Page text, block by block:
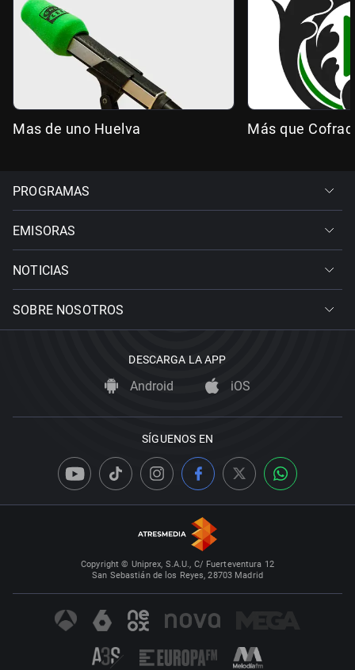
Mas de uno Huelva Más que
PROGRAMAS
EMISORAS
NOTICIAS
SOBRE NOSOTROS
DESCARGA LA APP
Android iOS
SÍGUENOS EN
Copyright © Uniprex, S.A.U., C/ Fuerteventura 12
San Sebastián de los Reyes, 28703 Madrid